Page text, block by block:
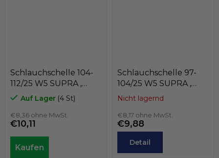
Schlauchschelle 104-
112/25 W5 SUPRA ,
MIKALOR 03013841
Auf Lager (4 St)
€8,36 ohne MwSt.
€10,11
Schlauchschelle 97-
104/25 W5 SUPRA ,
MIKALOR 03013833
Nicht lagernd
€8,17 ohne MwSt.
€9,88
Detail